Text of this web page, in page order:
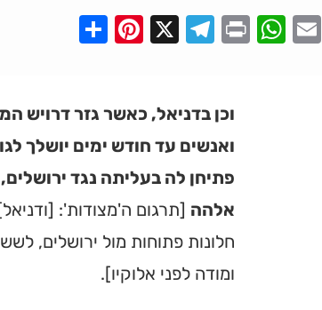
Facebook
Email
WhatsApp
Print
Telegram
X
Pinterest
וכן בדניאל, כאשר גזר דרויש
ואנשים עד חודש ימים יושלך
פתיחן לה בעליתה נגד
אלהה [תרגום ה'מצודות':
חלונות פתוחות מול ירושלים,
ומודה לפני אלוקיו].